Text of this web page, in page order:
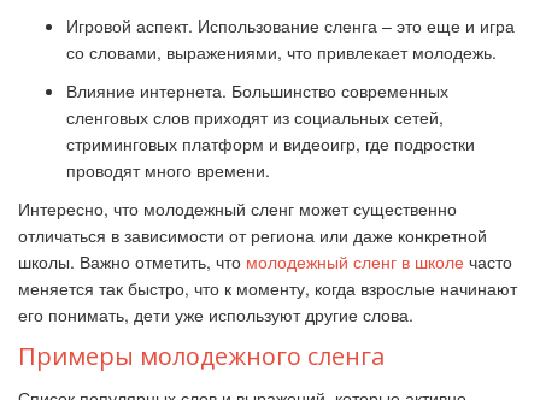
Игровой аспект. Использование сленга – это еще и игра
со словами, выражениями, что привлекает молодежь.
Влияние интернета. Большинство современных
сленговых слов приходят из социальных сетей,
стриминговых платформ и видеоигр, где подростки
проводят много времени.
Интересно, что молодежный сленг может существенно
отличаться в зависимости от региона или даже конкретной
школы. Важно отметить, что молодежный сленг в школе часто
меняется так быстро, что к моменту, когда взрослые начинают
его понимать, дети уже используют другие слова.
Примеры молодежного сленга